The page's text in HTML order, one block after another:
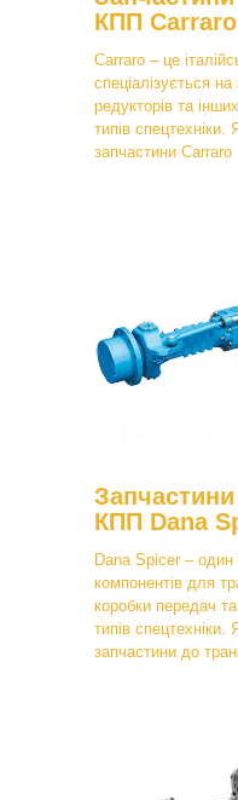
КПП Carraro
Carraro – це
спеціалізується
редукторів та
типів спецтехніки.
запчастини Carraro
КПП Dana
Dana Spicer – один
компонентів для
коробки передач
типів спецтехніки.
запчастини до